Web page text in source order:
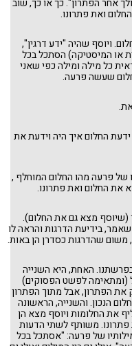
אחר הפתרון". כך או כך, שוב
ואת פתרונו.
ויוסף שהיה "ידע דרגין",
או המיסטיקה) הסתכל בכל
כל מילה ומילה כפי שאני
שעשה פרעה.
החלום איך היה וידעת את
של פרעה מהו החלום המוחלף ,
את החלום ואת פתרונו.
מצא גם את החלום).
בידיעת הדרגות והראה לו
שהדרגות כסדרן הן באות.
האחת, היא השנייה
(ומתאימה לפשט הפסוקים)
את הפתרון, אבל מתוך הפתרון
הנכון. והשנייה, הראשונה
את החלומות ויוסף מצא הן
פתרונו. משותף לשתי הדעות
של פרעה: "אסתכל בכל